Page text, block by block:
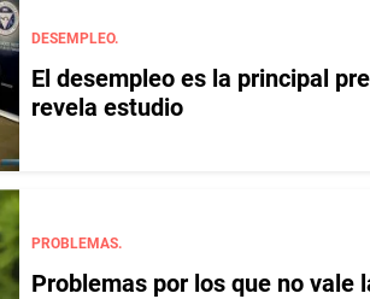
DESEMPLEO.
El desempleo es la principal
revela estudio
PROBLEMAS.
Problemas por los que no vale